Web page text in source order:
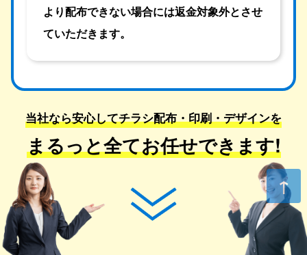
より配布できない場合には返金対象外とさせ
ていただきます。
当社なら安心してチラシ配布・印刷・デザインを
まるっと全てお任せできます!